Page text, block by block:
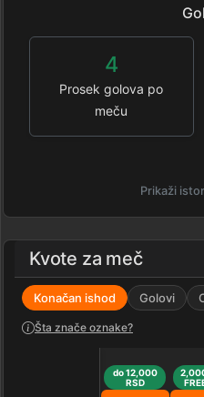
4
Prosek golova po
meču
Prikaži
Kvote za meč
Konačan ishod Golovi
Šta znače oznake?
do 12,000
RSD